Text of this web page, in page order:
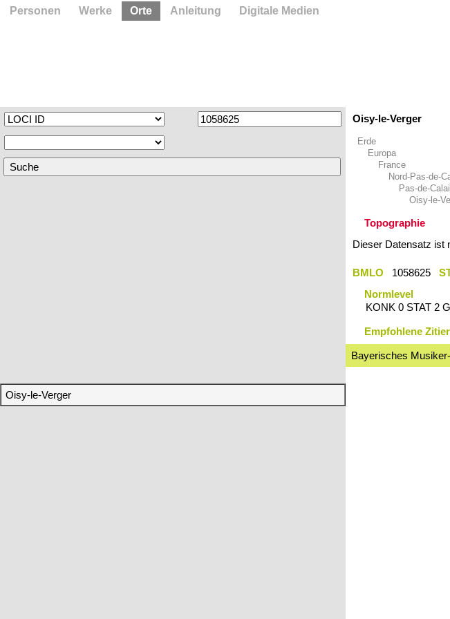
Oisy-le-Verger
Oisy-le-Verger
Erde
Europa
France
Nord-Pas-de-
Pas-de-
Oisy-le-
Topographie
Dieser Datensatz ist
BMLO 1058625
Normlevel
KONK 0 STAT 2
Empfohlene
Bayerisches
Personen Werke Orte Anleitung Digitale Medien